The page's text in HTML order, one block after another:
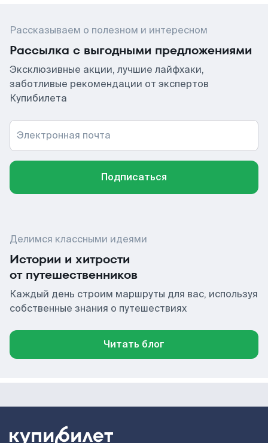
Рассказываем о полезном и интересном
Рассылка с выгодными предложениями
Эксклюзивные акции, лучшие лайфхаки,
заботливые рекомендации от экспертов
Купибилета
Электронная почта
Подписаться
Делимся классными идеями
Истории и хитрости
от путешественников
Каждый день строим маршруты для вас, используя
собственные знания о путешествиях
Читать блог